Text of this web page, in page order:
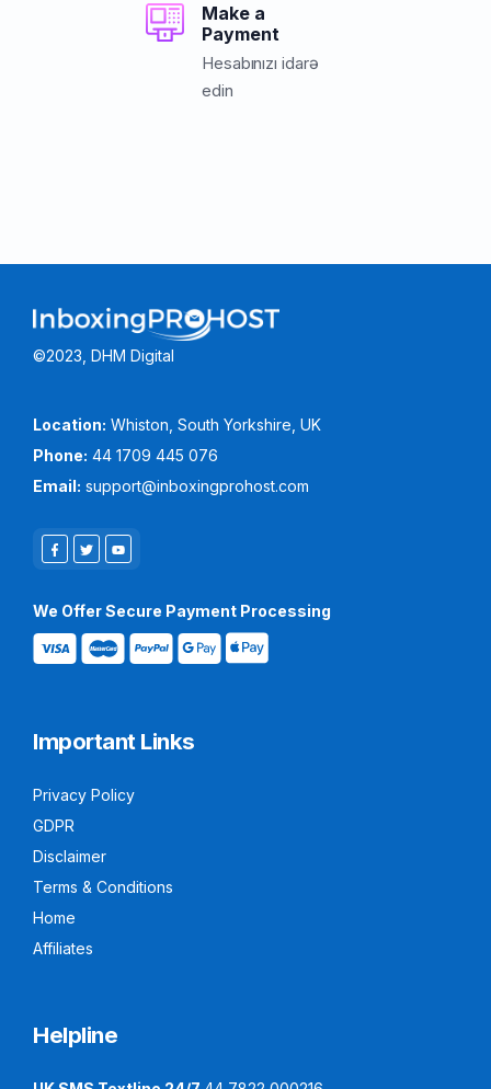
Make a
Payment
Hesabınızı idarə
edin
©2023, DHM Digital
Location: Whiston, South Yorkshire, UK
Phone: 44 1709 445 076
Email: support@inboxingprohost.com
We Offer Secure Payment Processing
Important Links
Privacy Policy
GDPR
Disclaimer
Terms & Conditions
Home
Affiliates
Helpline